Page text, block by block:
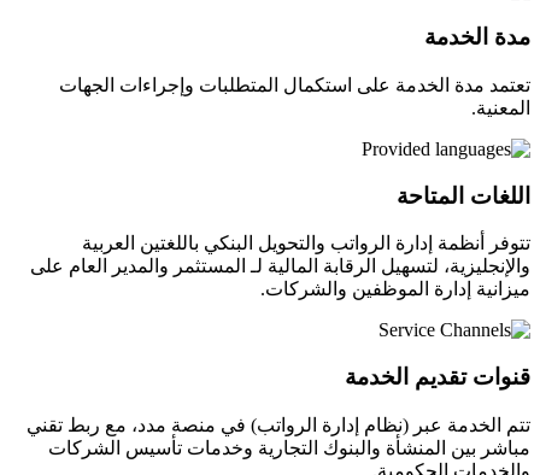
مدة الخدمة
تعتمد مدة الخدمة على استكمال المتطلبات وإجراءات الجهات
المعنية.
اللغات المتاحة
تتوفر أنظمة إدارة الرواتب والتحويل البنكي باللغتين العربية
والإنجليزية، لتسهيل الرقابة المالية لـ المستثمر والمدير العام على
ميزانية إدارة الموظفين والشركات.
قنوات تقديم الخدمة
تتم الخدمة عبر (نظام إدارة الرواتب) في منصة مدد، مع ربط تقني
مباشر بين المنشأة والبنوك التجارية وخدمات تأسيس الشركات
والخدمات الحكومية.